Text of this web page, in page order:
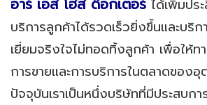
อาร์ เอส โฮส ด๊อกเตอร์ ได้เพิ่มปร
บริการลูกค้าได้รวดเร็วยิ่งขึ้นและบริ
เยี่ยมจริงใจไม่ทอดทิ้งลูกค้า เพื่อให้ท
การขายและการบริการในตลาดของ
ปัจจุบันเราเป็นหนึ่งบริษัทที่มีประสบก